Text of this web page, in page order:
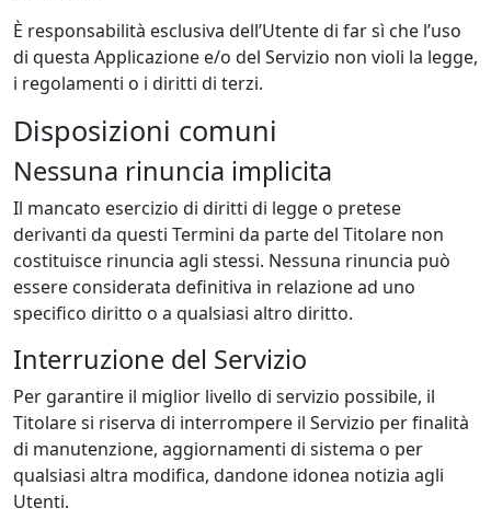
È responsabilità esclusiva dell’Utente di far sì che l’uso
di questa Applicazione e/o del Servizio non violi la legge,
i regolamenti o i diritti di terzi.
Disposizioni comuni
Nessuna rinuncia implicita
Il mancato esercizio di diritti di legge o pretese
derivanti da questi Termini da parte del Titolare non
costituisce rinuncia agli stessi. Nessuna rinuncia può
essere considerata definitiva in relazione ad uno
specifico diritto o a qualsiasi altro diritto.
Interruzione del Servizio
Per garantire il miglior livello di servizio possibile, il
Titolare si riserva di interrompere il Servizio per finalità
di manutenzione, aggiornamenti di sistema o per
qualsiasi altra modifica, dandone idonea notizia agli
Utenti.